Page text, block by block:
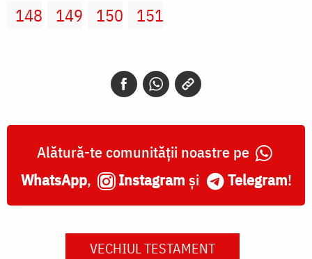
148
149 150 151
Alătură-te comunității noastre pe
WhatsApp, Instagram și Telegram!
VECHIUL TESTAMENT